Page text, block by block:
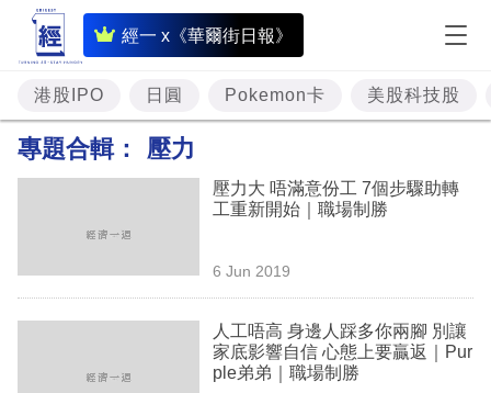
經一 x《華爾街日報》
即
時
財
經
資
樓
港股IPO 日圓 Pokemon卡 美股科技股
專題合輯： 壓力
壓力大 唔滿意份工 7個步驟助轉
工重新開始｜職場制勝
6 Jun 2019
人工唔高 身邊人踩多你兩腳 別讓
家底影響自信 心態上要贏返｜Pur
ple弟弟｜職場制勝